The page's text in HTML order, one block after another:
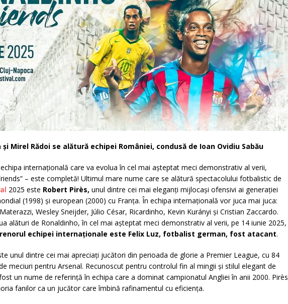
și Mirel Rădoi se alătură echipei României, condusă de Ioan Ovidiu Sabău
internațională care va evolua în cel mai așteptat meci demonstrativ al verii,
– este completă! Ultimul mare nume care se alătură spectacolului fotbalistic de
2025 este Robert Pirès, unul dintre cei mai eleganți mijlocași ofensivi ai generației
(1998) și european (2000) cu Franța. În echipa internațională vor juca mai juca:
Wesley Sneijder, Júlio César, Ricardinho, Kevin Kurányi și Cristian Zaccardo.
alături de Ronaldinho, în cel mai așteptat meci demonstrativ al verii, pe 14 iunie 2025,
echipei internaționale este Felix Luz, fotbalist german, fost atacant.
unul dintre cei mai apreciați jucători din perioada de glorie a Premier League, cu 84
meciuri pentru Arsenal. Recunoscut pentru controlul fin al mingii și stilul elegant de
un nume de referință în echipa care a dominat campionatul Angliei în anii 2000. Pirès
fanilor ca un jucător care îmbină rafinamentul cu eficiența.